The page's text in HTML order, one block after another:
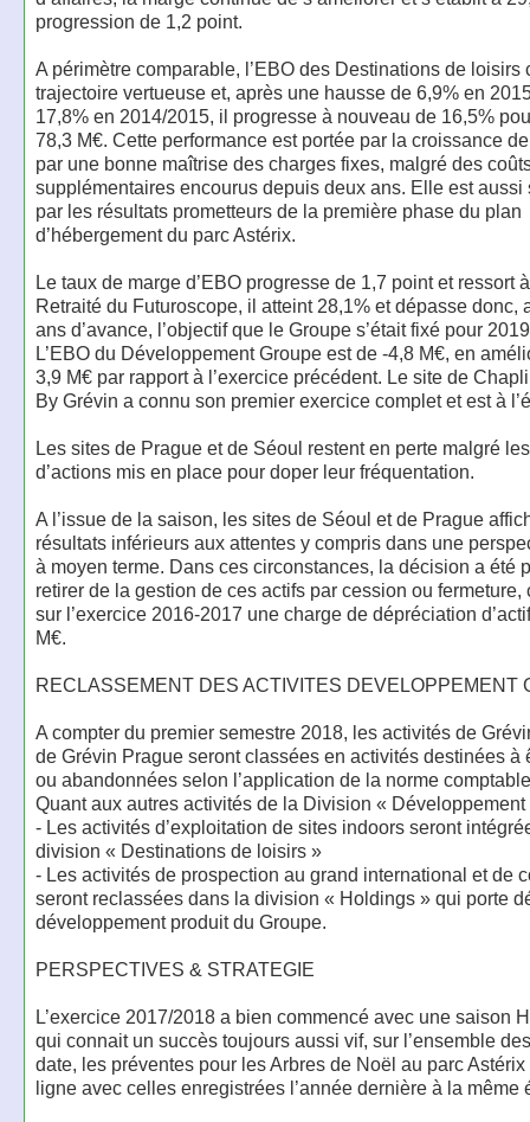
progression de 1,2 point.
A périmètre comparable, l’EBO des Destinations de loisirs
trajectoire vertueuse et, après une hausse de 6,9% en
17,8% en 2014/2015, il progresse à nouveau de 16,5%
78,3 M€. Cette performance est portée par la croissance de
par une bonne maîtrise des charges fixes, malgré des
supplémentaires encourus depuis deux ans. Elle est aussi
par les résultats prometteurs de la première phase du plan
d’hébergement du parc Astérix.
Le taux de marge d’EBO progresse de 1,7 point et ressort
Retraité du Futuroscope, il atteint 28,1% et dépasse donc,
ans d’avance, l’objectif que le Groupe s’était fixé pour
L’EBO du Développement Groupe est de -4,8 M€, en
3,9 M€ par rapport à l’exercice précédent. Le site de
By Grévin a connu son premier exercice complet et est à
Les sites de Prague et de Séoul restent en perte malgré
d’actions mis en place pour doper leur fréquentation.
A l’issue de la saison, les sites de Séoul et de Prague
résultats inférieurs aux attentes y compris dans une
à moyen terme. Dans ces circonstances, la décision a été
retirer de la gestion de ces actifs par cession ou fermeture,
sur l’exercice 2016-2017 une charge de dépréciation
M€.
RECLASSEMENT DES ACTIVITES DEVELOPPEMENT
A compter du premier semestre 2018, les activités de
de Grévin Prague seront classées en activités destinées à
ou abandonnées selon l’application de la norme
Quant aux autres activités de la Division « Développement
- Les activités d’exploitation de sites indoors seront
division « Destinations de loisirs »
- Les activités de prospection au grand international et de
seront reclassées dans la division « Holdings » qui porte
développement produit du Groupe.
PERSPECTIVES & STRATEGIE
L’exercice 2017/2018 a bien commencé avec une saison
qui connait un succès toujours aussi vif, sur l’ensemble
date, les préventes pour les Arbres de Noël au parc Astérix
ligne avec celles enregistrées l’année dernière à la même